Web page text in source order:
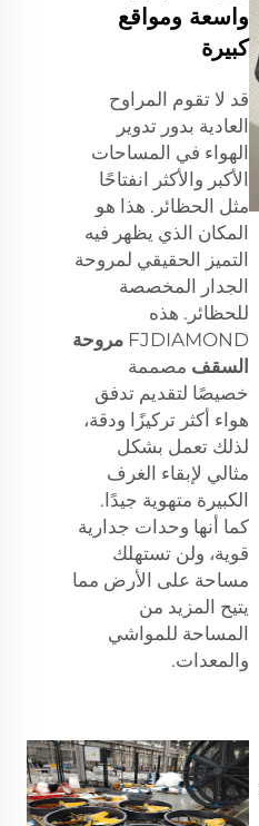
واسعة ومواقع
كبيرة
قد لا تقوم المراوح
العادية بدور تدوير
الهواء في المساحات
الأكبر والأكثر انفتاحًا
مثل الحظائر. هذا هو
المكان الذي يظهر فيه
التميز الحقيقي لمروحة
الجدار المخصصة
للحظائر. هذه
FJDIAMOND مروحة
السقف مصممة
خصيصًا لتقديم تدفق
هواء أكثر تركيزًا ودقة،
لذلك تعمل بشكل
مثالي لإبقاء الغرف
الكبيرة متهوية جيدًا.
كما أنها وحدات جدارية
قوية، ولن تستهلك
مساحة على الأرض مما
يتيح المزيد من
المساحة للمواشي
والمعدات.